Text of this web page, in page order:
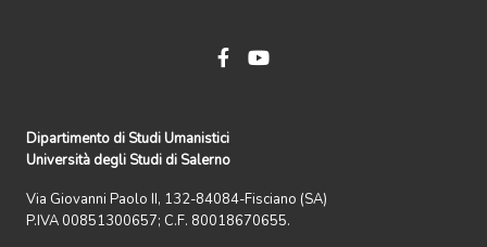
Dipartimento di Studi Umanistici
Università degli Studi di Salerno
Via Giovanni Paolo II, 132-84084-Fisciano (SA)
P.IVA 00851300657; C.F. 80018670655.